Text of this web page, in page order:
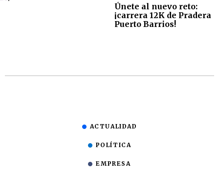
Únete al nuevo reto:
¡carrera 12K de Pradera
Puerto Barrios!
ACTUALIDAD
POLÍTICA
EMPRESA